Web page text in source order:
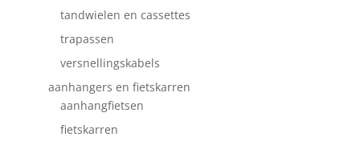
tandwielen en cassettes
trapassen
versnellingskabels
aanhangers en fietskarren
aanhangfietsen
fietskarren